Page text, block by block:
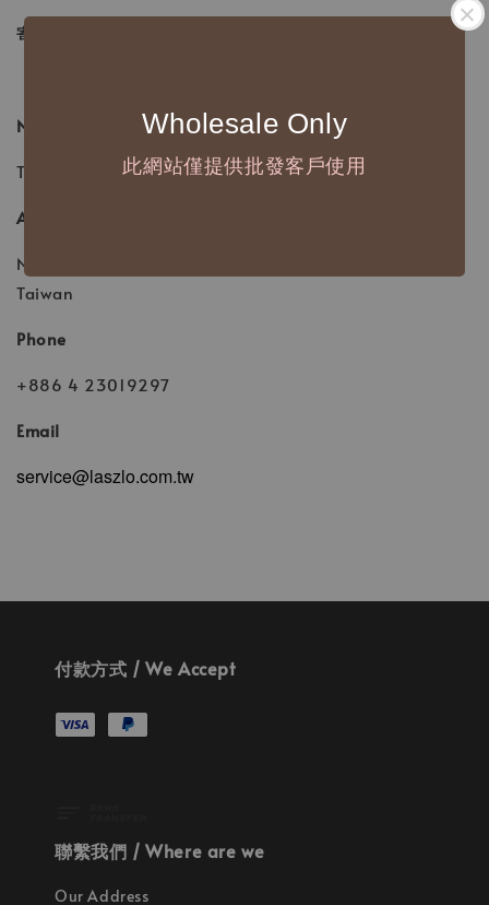
Wholesale Only
此網站僅提供批發客戶使用
寄回地址：
Name
Tea Pen Lane Stationery Life (TPL Stationery Life)
Address
No.89, Shengping St., West Dist., Taichung City 403,
Taiwan
Phone
+886 4 23019297
Email
service@laszlo.com.tw
付款方式 / We Accept
聯繫我們 / Where are we
Our Address